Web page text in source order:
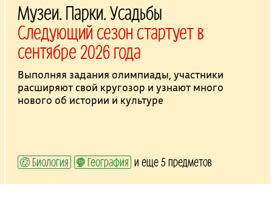
Музеи. Парки. Усадьбы
Следующий сезон стартует в
сентябре 2026 года
Выполняя задания олимпиады, участники
расширяют свой кругозор и узнают много
нового об истории и культуре
Биология География и еще 5 предметов